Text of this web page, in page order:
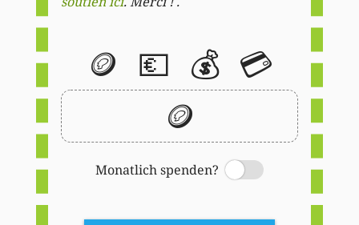
🪙 💶 💰 💳
🪙
Monatlich spenden?
Switch